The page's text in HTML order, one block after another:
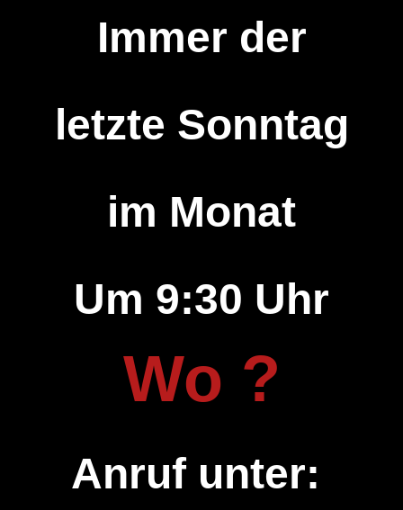
Immer der
letzte Sonntag
im Monat
Um 9:30 Uhr
Wo ?
Anruf unter: